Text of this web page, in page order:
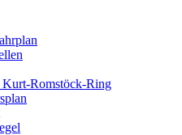
Kurt-Romstöck-Ring